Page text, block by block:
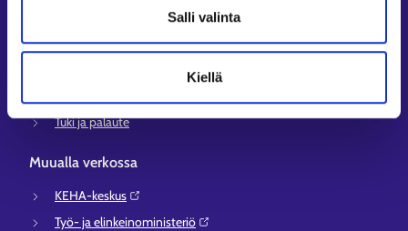
Salli valinta
Kiellä
Sähköisen asioinnin tuki
Työttömyysturvaneuvonta
Yritys- ja työnantaja-asiakkaan neuvontapalvelut
Tuki ja palaute
Muualla verkossa
KEHA-keskus⁠
Työ- ja elinkeinoministeriö⁠